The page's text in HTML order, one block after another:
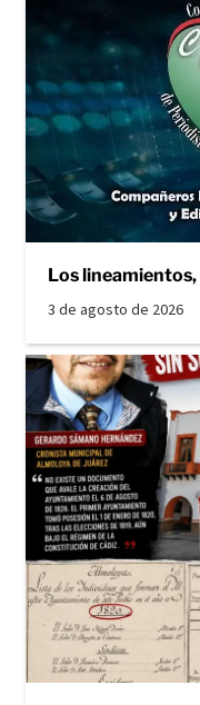
Los lineamientos,
3 de agosto de 2026